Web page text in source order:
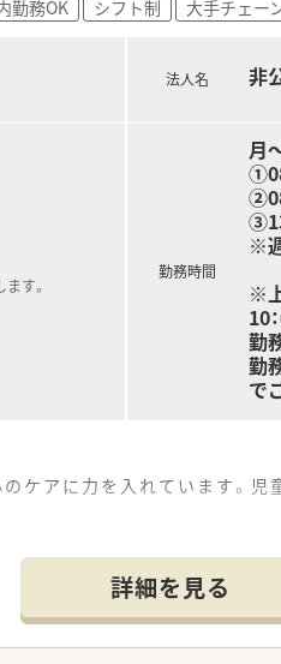
7ヶ月分の賞与支給実績もあ
れるほか、住宅手当や資格手
勤務OK シフト制 大手チェー
す。
法人名 非
勤務時間
月
※
※
10
勤
勤
で
ケアに力を入れています。
症、ADHD、自閉症スペクト
症、うつ病、パニック障害など
やグループホームとも連携し
詳細を見る